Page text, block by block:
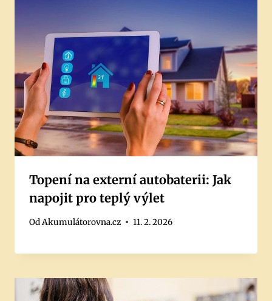
Topení na externí autobaterii: Jak
napojit pro teplý výlet
OdAkumulátorovna.cz 11. 2. 2026